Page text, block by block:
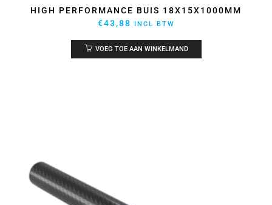
HIGH PERFORMANCE BUIS 18X15X1000MM
€43,88 INCL BTW
VOEG TOE AAN WINKELMAND